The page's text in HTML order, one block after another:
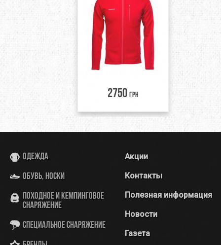
2750 грн
Одежда
Обувь, носки
Походное и кемпинговое
снаряжение
Специальное снаряжение
Акции
Контакты
Полезная информация
Новости
Газета